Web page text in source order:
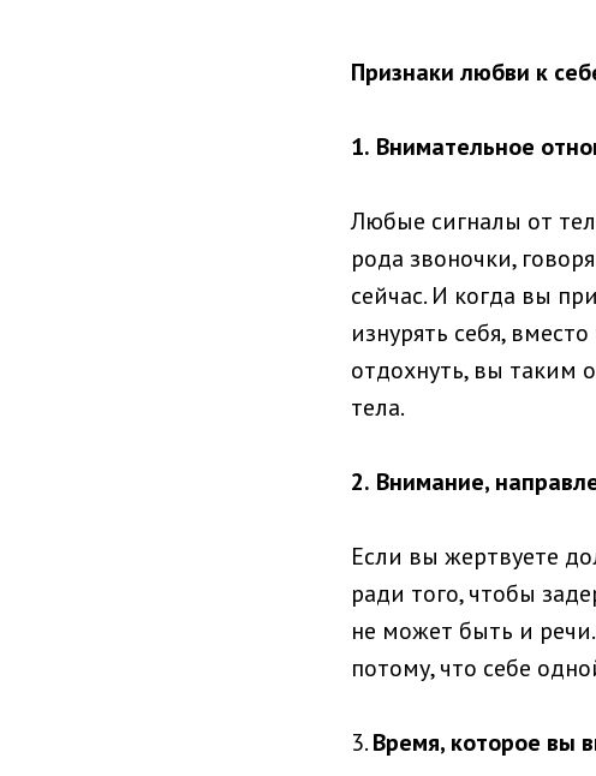
Признаки любви к
1. Внимательное
Любые сигналы от
рода звоночки,
сейчас. И когда вы
изнурять себя,
отдохнуть, вы таким
тела.
2. Внимание,
Если вы жертвуете
ради того, чтобы
не может быть и
потому, что себе
3.Время, которое вы